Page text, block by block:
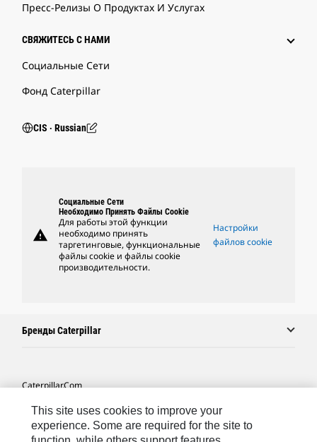
Пресс-Релизы О Продуктах И Услугах
СВЯЖИТЕСЬ С НАМИ
Социальные Сети
Фонд Caterpillar
CIS ‧ Russian
warning
Социальные Сети
Необходимо Принять Файлы Cookie
Для работы этой функции
необходимо принять
таргетинговые, функциональные
файлы cookie и файлы cookie
производительности.
Настройки
файлов cookie
Бренды Caterpillar
Caterpillar.com
Связаться С Caterpillar
Карта Сайта
This site uses cookies to improve your
experience. Some are required for the site to